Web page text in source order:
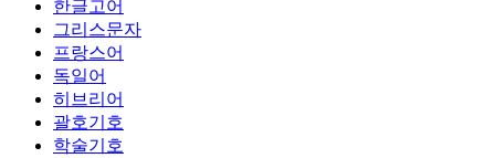
한글고어
그리스문자
프랑스어
독일어
히브리어
괄호기호
학술기호